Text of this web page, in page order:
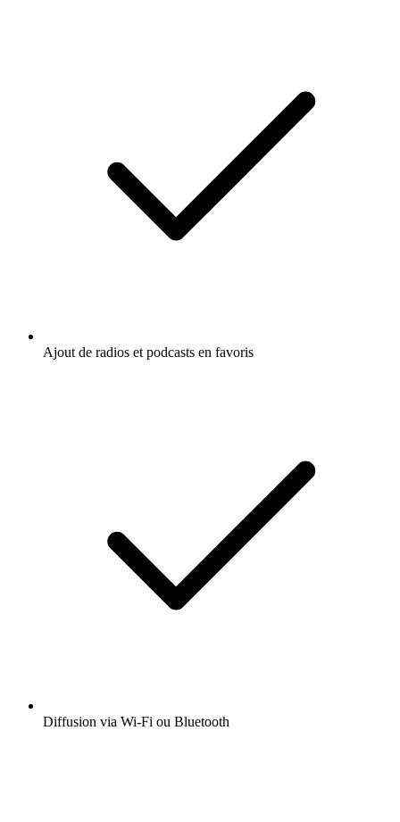
Ajout de radios et podcasts en favoris
Diffusion via Wi-Fi ou Bluetooth